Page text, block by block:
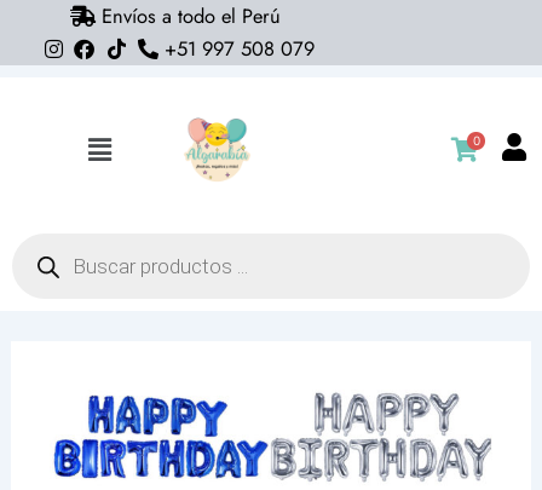
Envíos a todo el Perú
+51 997 508 079
Flyout
0
productos
Happy
Birthday